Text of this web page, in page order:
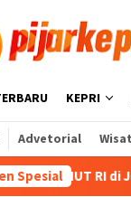
KEPRI
Advetorial
Spesial
HUT RI di Jemaja,